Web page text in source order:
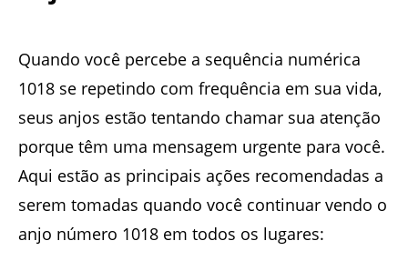
Quando você percebe a sequência numérica
1018 se repetindo com frequência em sua vida,
seus anjos estão tentando chamar sua atenção
porque têm uma mensagem urgente para você.
Aqui estão as principais ações recomendadas a
serem tomadas quando você continuar vendo o
anjo número 1018 em todos os lugares: